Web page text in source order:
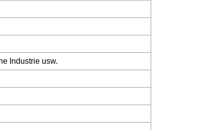
Industrie usw.